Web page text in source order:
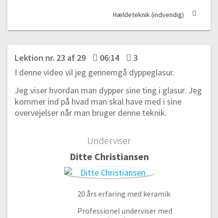
Hældeteknik (indvendig)
Lektion nr. 23 af 29 06:14
3
I denne video vil jeg gennemgå dyppeglasur.
Jeg viser hvordan man dypper sine ting i glasur. Jeg
kommer ind på hvad man skal have med i sine
overvejelser når man bruger denne teknik.
Underviser
Ditte Christiansen
20 års erfaring med keramik
Professionel underviser med
#6 Sådan laver du en smart lerkrympe-målepind
#8 Sådan laver du en skabelon til en form
06:28
#9 Vi skal lave en kop/vase i pladeteknik
14:59
#10 Sådan sætter du en hank på dit krus
#11 Sådan dekorerer du din kop (prægning af leret og påsætning